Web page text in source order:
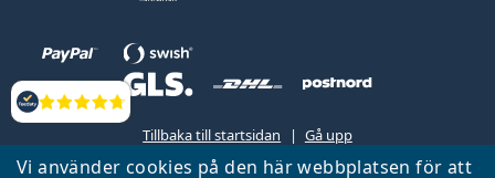
Vi använder cookies på den här webbplatsen för att
Recensioner
Tillbaka till startsidan
Gå upp
Lentiamo.se ägs och drivs av Lentiamo s.r.o., Tjeckien